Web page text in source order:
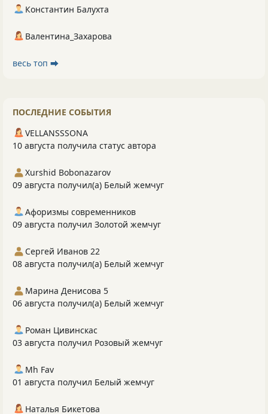
Константин Балухта
Валентина_Захарова
весь топ ⮕
ПОСЛЕДНИЕ СОБЫТИЯ
VELLANSSSONA
10 августа получила статус автора
Xurshid Bobonazarov
09 августа получил(а) Белый жемчуг
Афоризмы современников
09 августа получил Золотой жемчуг
Сергей Иванов 22
08 августа получил(а) Белый жемчуг
Марина Денисова 5
06 августа получил(а) Белый жемчуг
Роман Цивинскас
03 августа получил Розовый жемчуг
Mh Fav
01 августа получил Белый жемчуг
Наталья Бикетова